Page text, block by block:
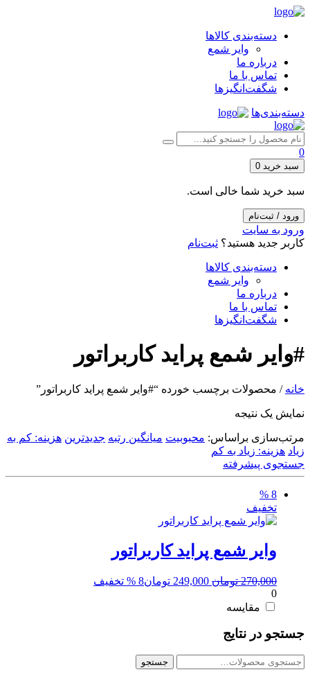
دسته‌بندی کالاها
وایر شمع
درباره ما
تماس با ما
شگفت‌انگیزها
دسته‌بندی‌ها
0
سبد خرید 0
سبد خرید شما خالی است.
ورود / ثبت‌نام
ورود به سایت
کاربر جدید هستید؟ ثبت‌نام
دسته‌بندی کالاها
وایر شمع
درباره ما
تماس با ما
شگفت‌انگیزها
#وایر شمع پراید کاربراتور
خانه / محصولات برچسب خورده “#وایر شمع پراید کاربراتور”
نمایش یک نتیجه
مرتب‌سازی براساس: محبوبیت میانگین رتبه جدیدترین هزینه: کم به
زیاد هزینه: زیاد به کم
جستجوی پیشرفته
8 %
تخفیف
وایر شمع پراید کاربراتور
270,000 تومان قیمت
249,000 تومان8 % تخفیف
0
مقایسه
جستجو در نتایج
جستجو
جستجو